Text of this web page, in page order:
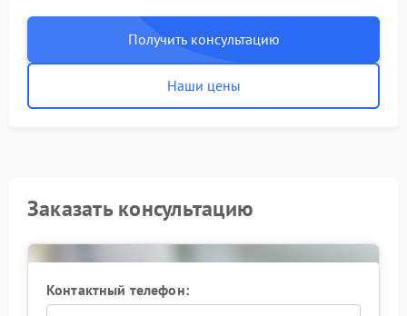
Получить консультацию
Наши цены
Заказать консультацию
Контактный телефон: